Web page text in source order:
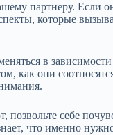
партнеру. Если
которые
в
как они
себе
что именно